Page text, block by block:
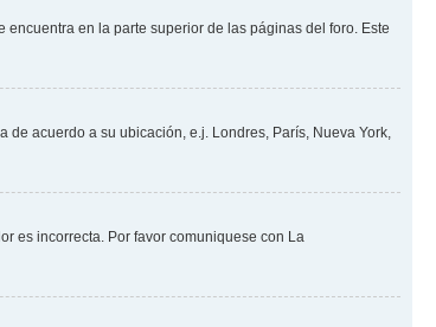
en la parte superior de las páginas del foro. Este
acuerdo a su ubicación, e.j. Londres, París, Nueva York,
es incorrecta. Por favor comuniquese con La